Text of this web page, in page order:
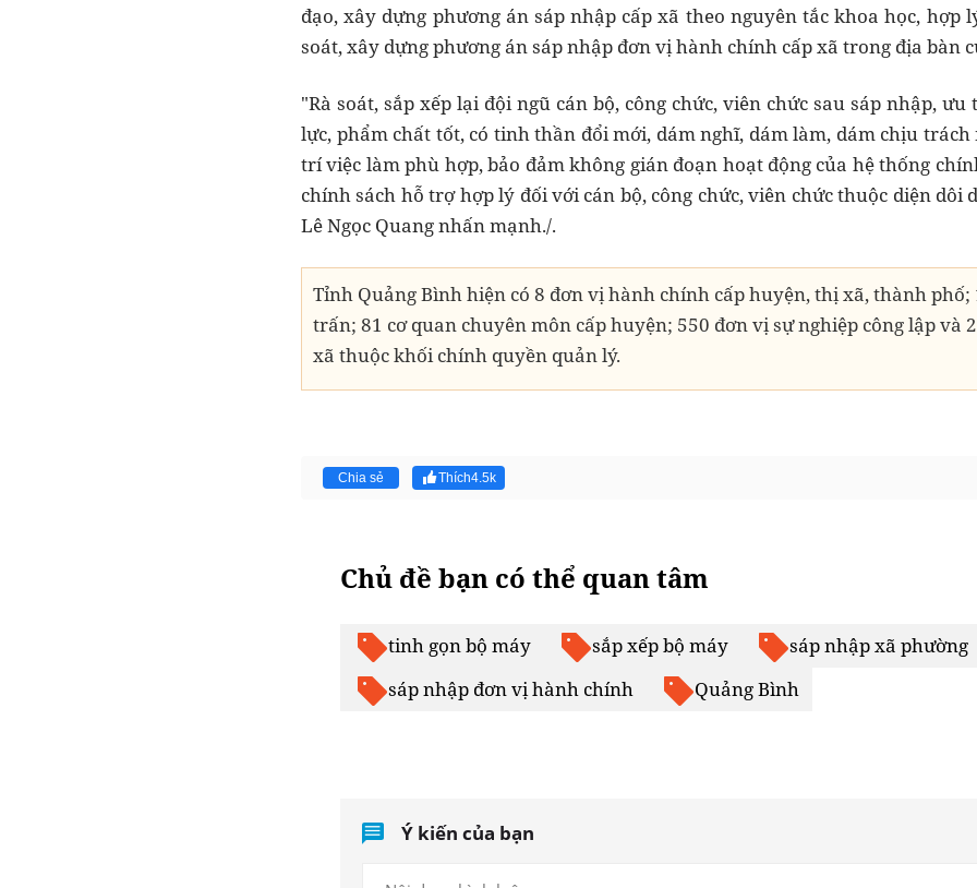
đạo, xây dựng phương án sáp nhập cấp xã theo nguyên tắc khoa học, hợp
soát, xây dựng phương án sáp nhập đơn vị hành chính cấp xã trong địa bàn
"Rà soát, sắp xếp lại đội ngũ cán bộ, công chức, viên chức sau sáp nhập,
lực, phẩm chất tốt, có tinh thần đổi mới, dám nghĩ, dám làm, dám chịu
trí việc làm phù hợp, bảo đảm không gián đoạn hoạt động của hệ thống
chính sách hỗ trợ hợp lý đối với cán bộ, công chức, viên chức thuộc diện dôi
Lê Ngọc Quang nhấn mạnh./.
Tỉnh Quảng Bình hiện có 8 đơn vị hành chính cấp huyện, thị xã, thành
trấn; 81 cơ quan chuyên môn cấp huyện; 550 đơn vị sự nghiệp công lập và
xã thuộc khối chính quyền quản lý.
Chia sẻ Thích4.5k
Chủ đề bạn có thể quan tâm
tinh gọn bộ máy sắp xếp bộ máy
sáp nhập xã phường
sáp nhập đơn vị hành chính
Quảng Bình
Ý kiến của bạn